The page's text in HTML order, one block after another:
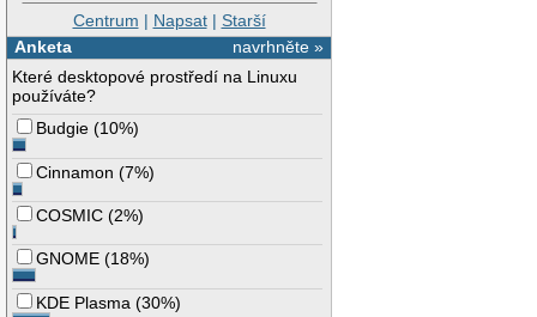
Centrum | Napsat| Starší
navrhněte »
Anketa
Které desktopové prostředí na Linuxu
používáte?
Budgie (10%)
Cinnamon (7%)
COSMIC (2%)
GNOME (18%)
KDE Plasma (30%)